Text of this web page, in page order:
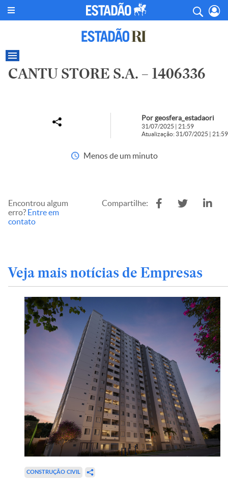
CANTU STORE S.A. – 1406336
Por geosfera_estadaori
31/07/2025 | 21:59
Atualização: 31/07/2025 | 21:59
Menos de um minuto
Encontrou algum
erro? Entre em
contato
Compartilhe:
Veja mais notícias de Empresas
CONSTRUÇÃO CIVIL